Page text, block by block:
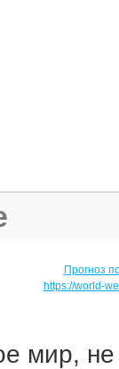
Прогноз
https://world-
мир,